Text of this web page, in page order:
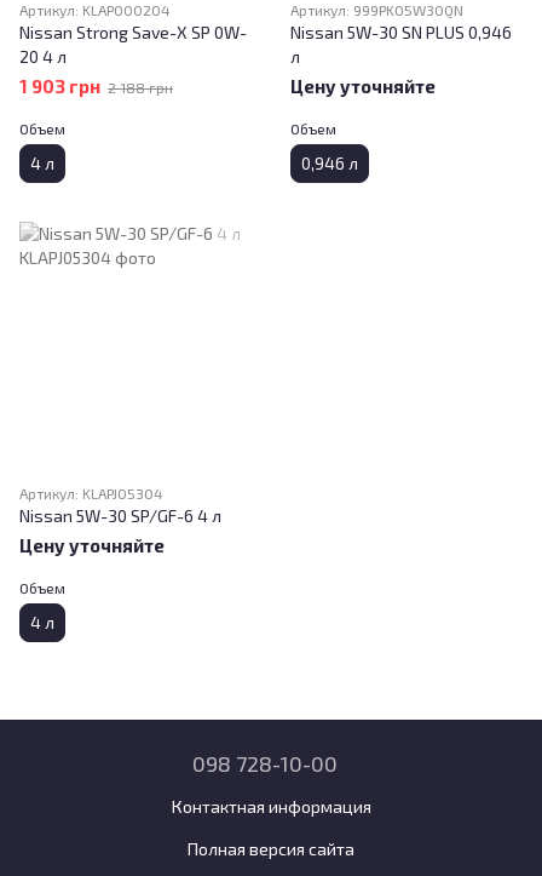
Артикул: KLAP000204
Nissan Strong Save-X SP 0W-
20 4 л
1 903 грн 2 188 грн
Объем
4 л
Артикул: 999PK05W30QN
Nissan 5W-30 SN PLUS 0,946
л
Цену уточняйте
Объем
0,946 л
Артикул: KLAPJ05304
Nissan 5W-30 SP/GF-6 4 л
Цену уточняйте
Объем
4 л
098 728-10-00
Контактная информация
Полная версия сайта